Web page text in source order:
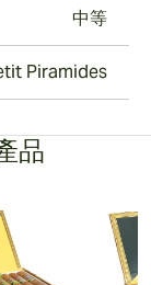
中等
Piramides
品